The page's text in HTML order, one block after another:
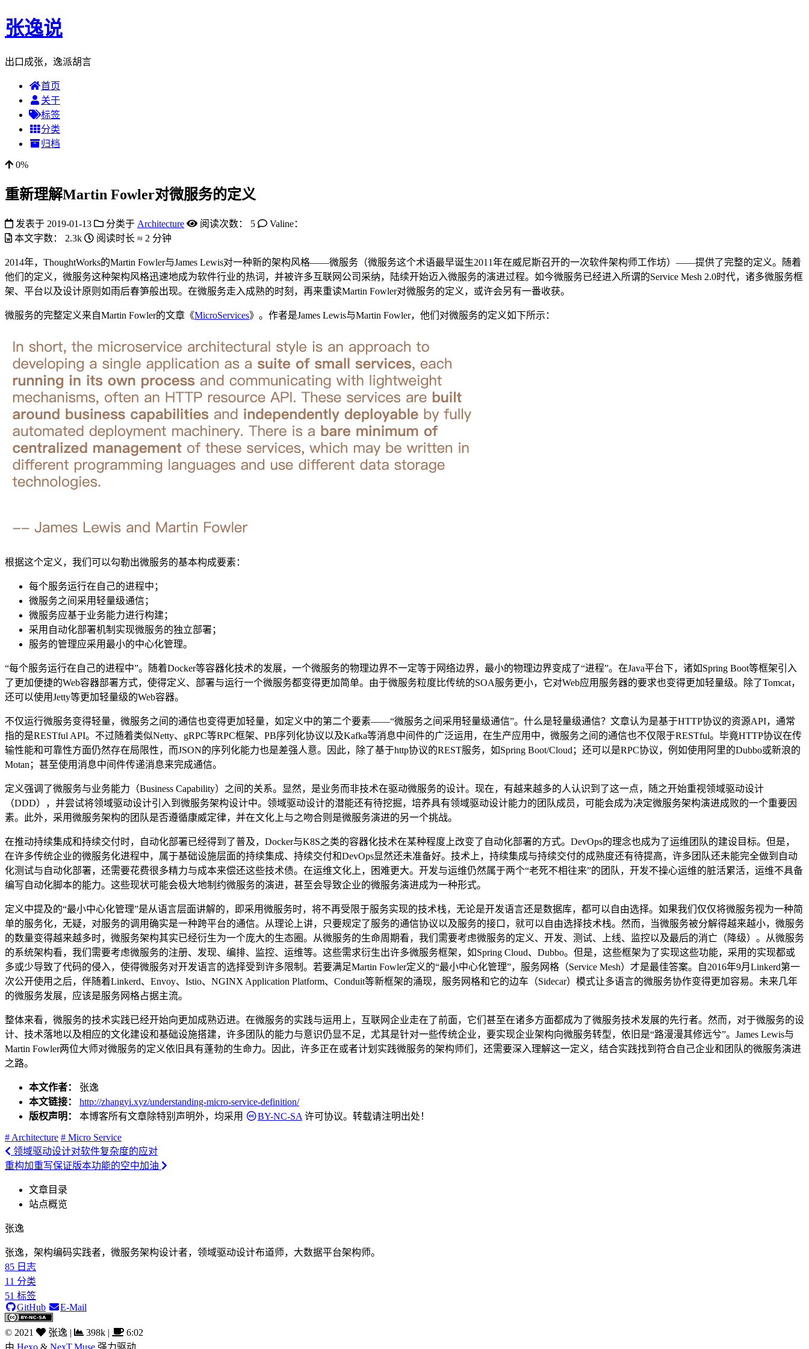
张逸说
出口成张，逸派胡言
首页
关于
标签
分类
归档
0%
重新理解Martin Fowler对微服务的定义
发表于 2019-01-13 分类于 Architecture 阅读次数： 5
Valine：
本文字数：
2.3k 阅读时长 ≈ 2 分钟
2014年，ThoughtWorks的Martin Fowler与James Lewis对一种新的架构风格——微服务（微服务这个术语最早诞生2011年在威尼斯召开的一次软件架构师工作坊）——提供了完整的定义。随着
他们的定义，微服务这种架构风格迅速地成为软件行业的热词，并被许多互联网公司采纳，陆续开始迈入微服务的演进过程。如今微服务已经进入所谓的Service Mesh 2.0时代，诸多微服务框
架、平台以及设计原则如雨后春笋般出现。在微服务走入成熟的时刻，再来重读Martin Fowler对微服务的定义，或许会另有一番收获。
微服务的完整定义来自Martin Fowler的文章《MicroServices》。作者是James Lewis与Martin Fowler，他们对微服务的定义如下所示：
根据这个定义，我们可以勾勒出微服务的基本构成要素：
每个服务运行在自己的进程中；
微服务之间采用轻量级通信；
微服务应基于业务能力进行构建；
采用自动化部署机制实现微服务的独立部署；
服务的管理应采用最小的中心化管理。
“每个服务运行在自己的进程中”。随着Docker等容器化技术的发展，一个微服务的物理边界不一定等于网络边界，最小的物理边界变成了“进程”。在Java平台下，诸如Spring Boot等框架引入
了更加便捷的Web容器部署方式，使得定义、部署与运行一个微服务都变得更加简单。由于微服务粒度比传统的SOA服务更小，它对Web应用服务器的要求也变得更加轻量级。除了Tomcat，
还可以使用Jetty等更加轻量级的Web容器。
不仅运行微服务变得轻量，微服务之间的通信也变得更加轻量，如定义中的第二个要素——“微服务之间采用轻量级通信”。什么是轻量级通信？文章认为是基于HTTP协议的资源API，通常
指的是RESTful API。不过随着类似Netty、gRPC等RPC框架、PB序列化协议以及Kafka等消息中间件的广泛运用，在生产应用中，微服务之间的通信也不仅限于RESTful。毕竟HTTP协议在传
输性能和可靠性方面仍然存在局限性，而JSON的序列化能力也是差强人意。因此，除了基于http协议的REST服务，如Spring Boot/Cloud；还可以是RPC协议，例如使用阿里的Dubbo或新浪的
Motan；甚至使用消息中间件传递消息来完成通信。
定义强调了微服务与业务能力（Business Capability）之间的关系。显然，是业务而非技术在驱动微服务的设计。现在，有越来越多的人认识到了这一点，随之开始重视领域驱动设计
（DDD），并尝试将领域驱动设计引入到微服务架构设计中。领域驱动设计的潜能还有待挖掘，培养具有领域驱动设计能力的团队成员，可能会成为决定微服务架构演进成败的一个重要因
素。此外，采用微服务架构的团队是否遵循康威定律，并在文化上与之吻合则是微服务演进的另一个挑战。
在推动持续集成和持续交付时，自动化部署已经得到了普及，Docker与K8S之类的容器化技术在某种程度上改变了自动化部署的方式。DevOps的理念也成为了运维团队的建设目标。但是，
在许多传统企业的微服务化进程中，属于基础设施层面的持续集成、持续交付和DevOps显然还未准备好。技术上，持续集成与持续交付的成熟度还有待提高，许多团队还未能完全做到自动
化测试与自动化部署，还需要花费很多精力与成本来偿还这些技术债。在运维文化上，困难更大。开发与运维仍然属于两个“老死不相往来”的团队，开发不操心运维的脏活累活，运维不具备
编写自动化脚本的能力。这些现状可能会极大地制约微服务的演进，甚至会导致企业的微服务演进成为一种形式。
定义中提及的“最小中心化管理”是从语言层面讲解的，即采用微服务时，将不再受限于服务实现的技术栈，无论是开发语言还是数据库，都可以自由选择。如果我们仅仅将微服务视为一种简
单的服务化，无疑，对服务的调用确实是一种跨平台的通信。从理论上讲，只要规定了服务的通信协议以及服务的接口，就可以自由选择技术栈。然而，当微服务被分解得越来越小，微服务
的数量变得越来越多时，微服务架构其实已经衍生为一个庞大的生态圈。从微服务的生命周期看，我们需要考虑微服务的定义、开发、测试、上线、监控以及最后的消亡（降级）。从微服务
的系统架构看，我们需要考虑微服务的注册、发现、编排、监控、运维等。这些需求衍生出许多微服务框架，如Spring Cloud、Dubbo。但是，这些框架为了实现这些功能，采用的实现都或
多或少导致了代码的侵入，使得微服务对开发语言的选择受到许多限制。若要满足Martin Fowler定义的“最小中心化管理”，服务网格（Service Mesh）才是最佳答案。自2016年9月Linkerd第一
次公开使用之后，伴随着Linkerd、Envoy、Istio、NGINX Application Platform、Conduit等新框架的涌现，服务网格和它的边车（Sidecar）模式让多语言的微服务协作变得更加容易。未来几年
的微服务发展，应该是服务网格占据主流。
整体来看，微服务的技术实践已经开始向更加成熟迈进。在微服务的实践与运用上，互联网企业走在了前面，它们甚至在诸多方面都成为了微服务技术发展的先行者。然而，对于微服务的设
计、技术落地以及相应的文化建设和基础设施搭建，许多团队的能力与意识仍显不足，尤其是针对一些传统企业，要实现企业架构向微服务转型，依旧是“路漫漫其修远兮”。James Lewis与
Martin Fowler两位大师对微服务的定义依旧具有蓬勃的生命力。因此，许多正在或者计划实践微服务的架构师们，还需要深入理解这一定义，结合实践找到符合自己企业和团队的微服务演进
之路。
本文作者： 张逸
本文链接：
http://zhangyi.xyz/understanding-micro-service-definition/
版权声明： 本博客所有文章除特别声明外，均采用 BY-NC-SA 许可协议。转载请注明出处！
# Architecture # Micro Service
领域驱动设计对软件复杂度的应对
重构加重写保证版本功能的空中加油
文章目录
站点概览
张逸
张逸，架构编码实践者，微服务架构设计者，领域驱动设计布道师，大数据平台架构师。
85 日志
11 分类
51 标签
GitHub
E-Mail
© 2021 张逸 | 398k |
6:02
由 Hexo & NexT.Muse 强力驱动